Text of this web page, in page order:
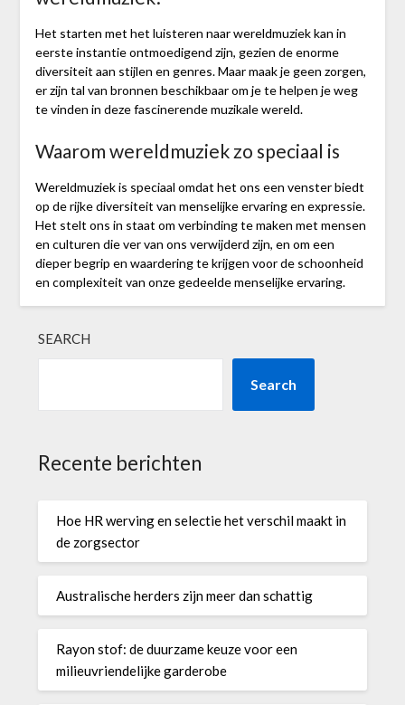
Het starten met het luisteren naar wereldmuziek kan in
eerste instantie ontmoedigend zijn, gezien de enorme
diversiteit aan stijlen en genres. Maar maak je geen zorgen,
er zijn tal van bronnen beschikbaar om je te helpen je weg
te vinden in deze fascinerende muzikale wereld.
Waarom wereldmuziek zo speciaal is
Wereldmuziek is speciaal omdat het ons een venster biedt
op de rijke diversiteit van menselijke ervaring en expressie.
Het stelt ons in staat om verbinding te maken met mensen
en culturen die ver van ons verwijderd zijn, en om een
dieper begrip en waardering te krijgen voor de schoonheid
en complexiteit van onze gedeelde menselijke ervaring.
SEARCH
Search
Recente berichten
Hoe HR werving en selectie het verschil maakt in
de zorgsector
Australische herders zijn meer dan schattig
Rayon stof: de duurzame keuze voor een
milieuvriendelijke garderobe